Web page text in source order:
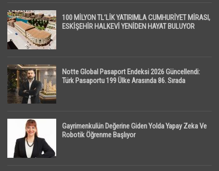
100 MİLYON TL’LİK YATIRIMLA CUMHURİYET MİRASI,
ESKİŞEHİR HALKEVİ YENİDEN HAYAT BULUYOR
Notte Global Pasaport Endeksi 2026 Güncellendi:
Türk Pasaportu 199 Ülke Arasında 86. Sırada
Gayrimenkulün Değerine Giden Yolda Yapay Zeka Ve
Robotik Öğrenme Başlıyor